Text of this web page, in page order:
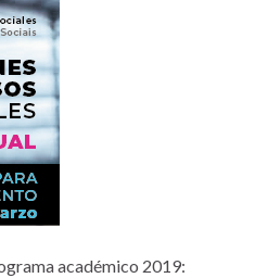
académico 2019: